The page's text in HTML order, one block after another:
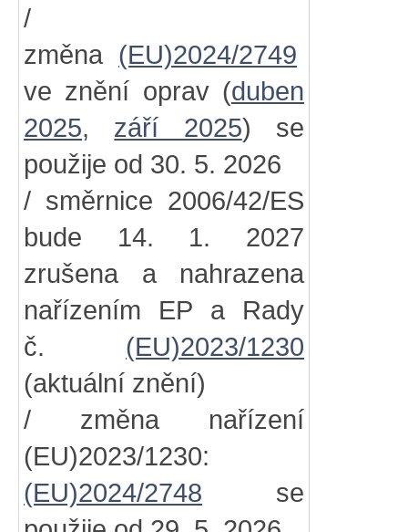
/
změna (EU)2024/2749
ve znění oprav (duben
2025, září 2025) se
použije od 30. 5. 2026
/ směrnice 2006/42/ES
bude 14. 1. 2027
zrušena a nahrazena
nařízením EP a Rady
č. (EU)2023/1230
(aktuální znění)
/ změna nařízení
(EU)2023/1230:
(EU)2024/2748 se